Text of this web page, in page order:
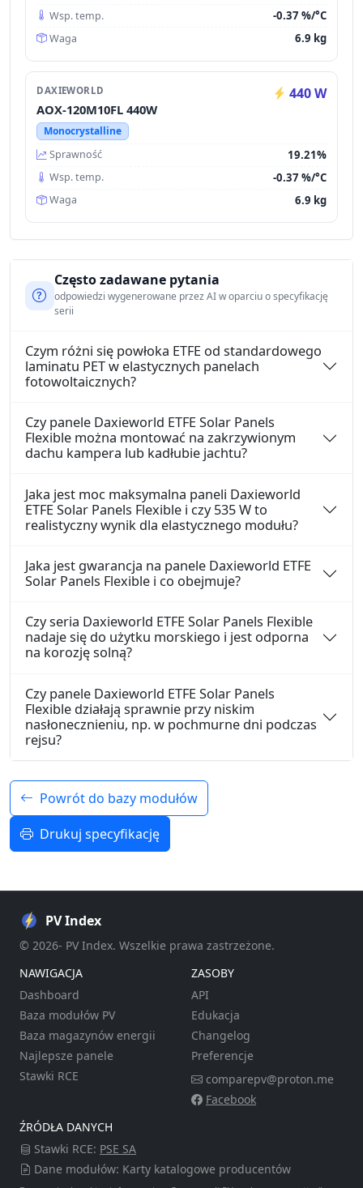
Wsp. temp. -0.37 %/°C
Waga 6.9 kg
DAXIEWORLD 440 W
AOX-120M10FL 440W
Monocrystalline
Sprawność
19.21%
Wsp. temp. -0.37 %/°C
Waga 6.9 kg
Często zadawane pytania
odpowiedzi wygenerowane przez AI w oparciu o specyfikację
serii
Czym różni się powłoka ETFE od standardowego
laminatu PET w elastycznych panelach
fotowoltaicznych?
Czy panele Daxieworld ETFE Solar Panels
Flexible można montować na zakrzywionym
dachu kampera lub kadłubie jachtu?
Jaka jest moc maksymalna paneli Daxieworld
ETFE Solar Panels Flexible i czy 535 W to
realistyczny wynik dla elastycznego modułu?
Jaka jest gwarancja na panele Daxieworld ETFE
Solar Panels Flexible i co obejmuje?
Czy seria Daxieworld ETFE Solar Panels Flexible
nadaje się do użytku morskiego i jest odporna
na korozję solną?
Czy panele Daxieworld ETFE Solar Panels
Flexible działają sprawnie przy niskim
nasłonecznieniu, np. w pochmurne dni podczas
rejsu?
Powrót do bazy modułów
Drukuj specyfikację
PV Index
© 2026- PV Index. Wszelkie prawa zastrzeżone.
NAWIGACJA
Dashboard
Baza modułów PV
Baza magazynów energii
Najlepsze panele
Stawki RCE
ZASOBY
API
Edukacja
Changelog
Preferencje
comparepv@proton.me
Facebook
ŹRÓDŁA DANYCH
Stawki RCE: PSE SA
Dane modułów: Karty katalogowe producentów